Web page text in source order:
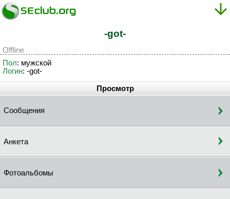
-got-
Offline
Пол: мужской
Логин: -got-
Просмотр
Сообщения
Анкета
Фотоальбомы